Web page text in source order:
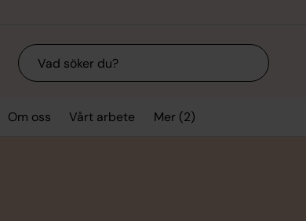
Sök
Om oss Vårt arbete Mer (2)